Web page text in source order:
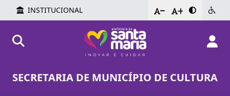
INSTITUCIONAL - +
SECRETARIA DE MUNICÍPIO DE CULTURA